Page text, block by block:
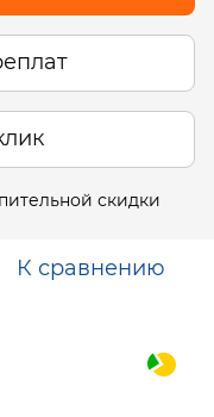
скидки
К сравнению